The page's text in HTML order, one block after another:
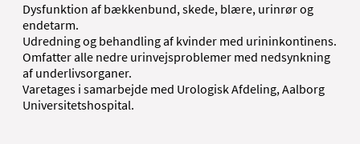
Dysfunktion af bækkenbund, skede, blære, urinrør og
endetarm.
Udredning og behandling af kvinder med urininkontinens.
Omfatter alle nedre urinvejsproblemer med nedsynkning
af underlivsorganer.
Varetages i samarbejde med Urologisk Afdeling, Aalborg
Universitetshospital.